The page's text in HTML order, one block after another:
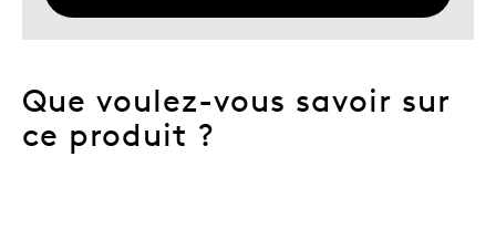
Que voulez-vous savoir sur
ce produit ?